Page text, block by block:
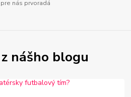
nás prvoradá
nášho blogu